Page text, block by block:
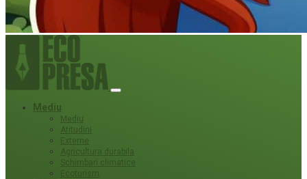
Mediu
Mediu
Atitudini
Externe
Agricultura durabila
Schimbari climatice
Ecoturism